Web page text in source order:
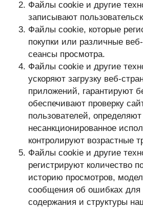
Файлы cookie и другие
записывают
Файлы cookie, которые
покупки или различные
сеансы просмотра.
Файлы cookie и другие
ускоряют загрузку веб-
приложений, гарантируют
обеспечивают проверку
пользователей, определяют
несанкционированное
контролируют возрастные
Файлы cookie и другие
регистрируют количество
историю просмотров,
сообщения об ошибках для
содержания и структуры